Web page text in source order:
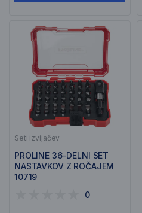
Seti izvijačev
PROLINE 36-DELNI SET
NASTAVKOV Z ROČAJEM
10719
0